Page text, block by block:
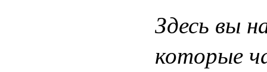
Здесь вы
которые